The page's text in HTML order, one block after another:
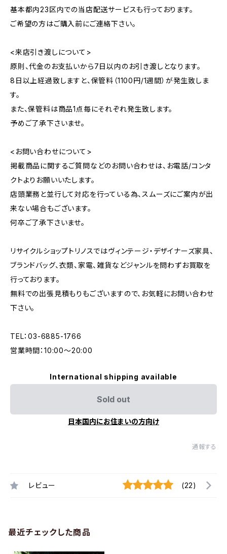
基本都内23区内での当店配送サービスも行っております。
ご希望の方はご購入前にご連絡下さい。
<来店引き渡しについて>
原則、代金のお支払いから7日以内のお引き渡しとなります。
8日以上経過致しますと、保管料（1100円/1週間）が発生致しま
す。
また、保管料は商品1点毎にそれぞれ発生致します。
予めご了承下さいませ。
<お問い合わせについて>
掲載商品に関するご質問などのお問い合わせは、お電話/コンタ
クトよりお願いいたします。
店頭業務と並行して対応を行っている為、スムーズにご案内が出
来ない場合もございます。
何卒ご了承下さいませ。
リサイクルショップトリノスではヴィンテージ・デザイナーズ家具、
ブランドバッグ、衣類、家電、雑貨などジャンルを問わずお買取を
行っております。
無料での出張見積もりもございますので、お気軽にお問い合わせ
下さい。
TEL：03-6885-1766
営業時間：10:00〜20:00
International shipping available
Sold out
日本国内にお住まいの方向け
通報する
レビュー (22)
最近チェックした商品